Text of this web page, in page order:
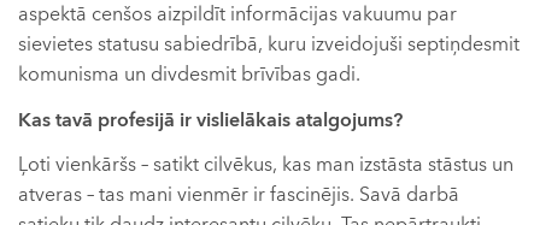
aspektā cenšos aizpildīt informācijas vakuumu par
sievietes statusu sabiedrībā, kuru izveidojuši septiņdesmit
komunisma un divdesmit brīvības gadi.
Kas tavā profesijā ir vislielākais atalgojums?
Ļoti vienkāršs – satikt cilvēkus, kas man izstāsta stāstus un
atveras – tas mani vienmēr ir fascinējis. Savā darbā